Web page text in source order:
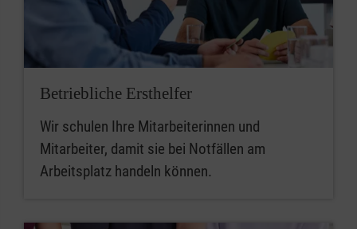
Betriebliche Ersthelfer
Wir schulen Ihre Mitarbeiterinnen und
Mitarbeiter, damit sie bei Notfällen am
Arbeitsplatz handeln können.